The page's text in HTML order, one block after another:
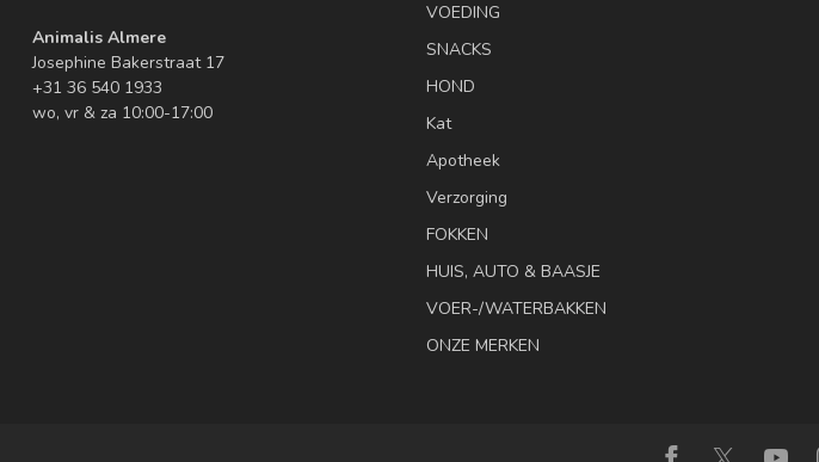
Animalis Almere
Josephine Bakerstraat 17
+31 36 540 1933
wo, vr & za 10:00-17:00
VOEDING
SNACKS
HOND
Kat
Apotheek
Verzorging
FOKKEN
HUIS, AUTO & BAASJE
VOER-/WATERBAKKEN
ONZE MERKEN